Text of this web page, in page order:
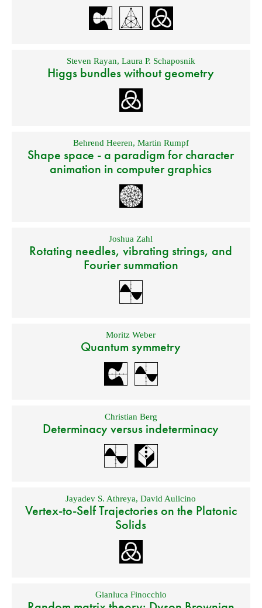
Steven Rayan, Laura P. Schaposnik
Higgs bundles without geometry
Behrend Heeren, Martin Rumpf
Shape space - a paradigm for character
animation in computer graphics
Joshua Zahl
Rotating needles, vibrating strings, and
Fourier summation
Moritz Weber
Quantum symmetry
Christian Berg
Determinacy versus indeterminacy
Jayadev S. Athreya,David Aulicino
Vertex-to-Self Trajectories on the Platonic
Solids
Gianluca Finocchio